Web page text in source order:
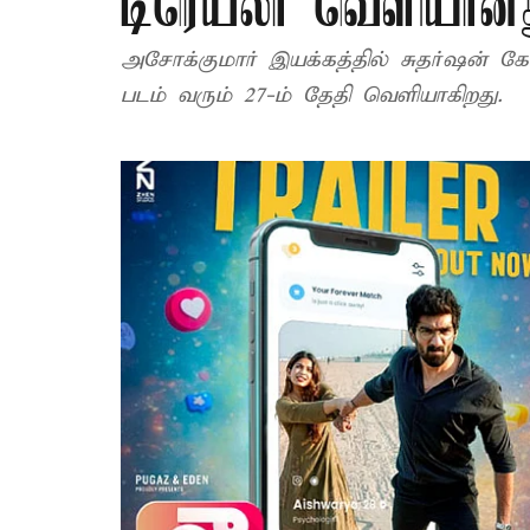
அசோக்குமார் இயக்கத்தில் சுதர்ஷன் கோவிந்த், அர்ச்சனா ரவி நடித்துள்ள ‘நீ பாரெவர்’
படம் வரும் 27-ம் தேதி வெளியாகிறது.